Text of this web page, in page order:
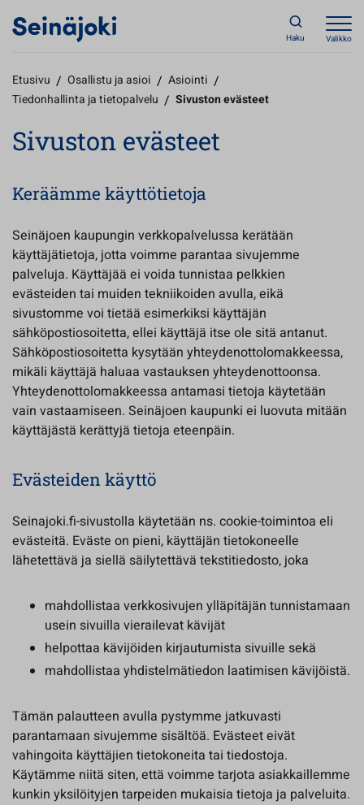
Haku Valikko
Etusivu / Osallistu ja asioi / Asiointi /
Tiedonhallinta ja tietopalvelu / Sivuston evästeet
Sivuston evästeet
Keräämme käyttötietoja
Seinäjoen kaupungin verkkopalvelussa kerätään
käyttäjätietoja, jotta voimme parantaa sivujemme
palveluja. Käyttäjää ei voida tunnistaa pelkkien
evästeiden tai muiden tekniikoiden avulla, eikä
sivustomme voi tietää esimerkiksi käyttäjän
sähköpostiosoitetta, ellei käyttäjä itse ole sitä antanut.
Sähköpostiosoitetta kysytään yhteydenottolomakkeessa,
mikäli käyttäjä haluaa vastauksen yhteydenottoonsa.
Yhteydenottolomakkeessa antamasi tietoja käytetään
vain vastaamiseen. Seinäjoen kaupunki ei luovuta mitään
käyttäjästä kerättyjä tietoja eteenpäin.
Evästeiden käyttö
Seinajoki.fi-sivustolla käytetään ns. cookie-toimintoa eli
evästeitä. Eväste on pieni, käyttäjän tietokoneelle
lähetettävä ja siellä säilytettävä tekstitiedosto, joka
mahdollistaa verkkosivujen ylläpitäjän tunnistamaan
usein sivuilla vierailevat kävijät
helpottaa kävijöiden kirjautumista sivuille sekä
mahdollistaa yhdistelmätiedon laatimisen kävijöistä.
Tämän palautteen avulla pystymme jatkuvasti
parantamaan sivujemme sisältöä. Evästeet eivät
vahingoita käyttäjien tietokoneita tai tiedostoja.
Käytämme niitä siten, että voimme tarjota asiakkaillemme
kunkin yksilöityjen tarpeiden mukaisia tietoja ja palveluita.